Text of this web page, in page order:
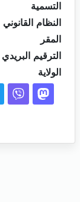
التسمية
النظام القانوني
المقر
الترقيم البريدي
الولاية